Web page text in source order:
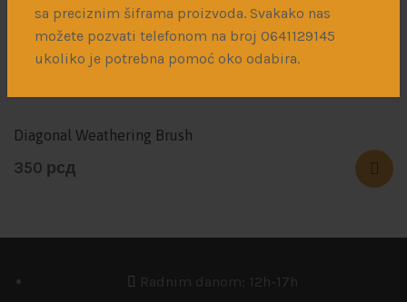
sa preciznim šiframa proizvoda. Svakako nas
možete pozvati telefonom na broj 0641129145
ukoliko je potrebna pomoć oko odabira.
Povezani proizvodi
Diagonal Weathering Brush
350 рсд
Radnim danom: 12h-17h